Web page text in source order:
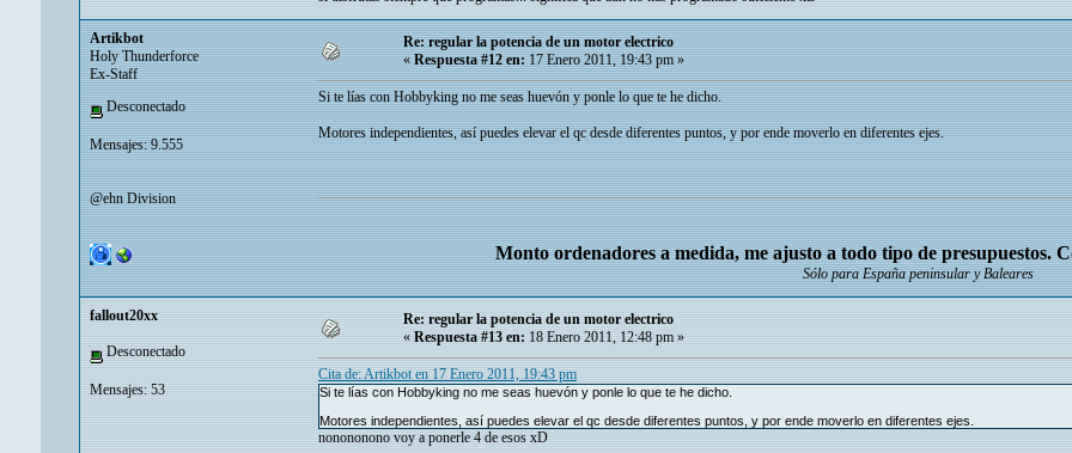
Artikbot
Holy Thunderforce
Ex-Staff
Desconectado
Mensajes: 9.555
@ehn Division
Re: regular la potencia de un motor electrico
«Respuesta #12 en:17 Enero 2011, 19:43 pm »
Si te lías con Hobbyking no me seas huevón y ponle lo que te he dicho.
Motores independientes, así puedes elevar el qc desde diferentes puntos, y por ende moverlo en diferentes ejes.
Monto ordenadores a medida, me ajusto a todo tipo de presupuestos.
Sólo para España peninsular y Baleares
fallout20xx
Desconectado
Mensajes: 53
Re: regular la potencia de un motor electrico
« Respuesta #13 en: 18 Enero 2011, 12:48 pm »
Cita de: Artikbot en 17 Enero 2011, 19:43 pm
Si te lías con Hobbyking no me seas huevón y ponle lo que te he dicho.
Motores independientes, así puedes elevar el qc desde diferentes puntos, y por ende moverlo en diferentes ejes.
nonononono voy a ponerle 4 de esos xD